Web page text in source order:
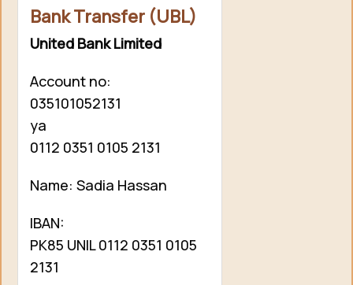
Bank Transfer (UBL)
United Bank Limited
Account no:
035101052131
ya
0112 0351 0105 2131
Name: Sadia Hassan
IBAN:
PK85 UNIL 0112 0351 0105
2131